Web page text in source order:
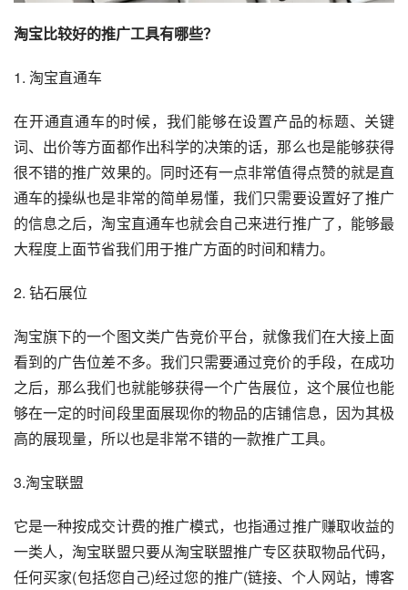
淘宝比较好的推广工具有哪些？
1. 淘宝直通车
在开通直通车的时候，我们能够在设置产品的标题、关键
词、出价等方面都作出科学的决策的话，那么也是能够获得
很不错的推广效果的。同时还有一点非常值得点赞的就是直
通车的操纵也是非常的简单易懂，我们只需要设置好了推广
的信息之后，淘宝直通车也就会自己来进行推广了，能够最
大程度上面节省我们用于推广方面的时间和精力。
2. 钻石展位
淘宝旗下的一个图文类广告竞价平台，就像我们在大接上面
看到的广告位差不多。我们只需要通过竞价的手段，在成功
之后，那么我们也就能够获得一个广告展位，这个展位也能
够在一定的时间段里面展现你的物品的店铺信息，因为其极
高的展现量，所以也是非常不错的一款推广工具。
3.淘宝联盟
它是一种按成交计费的推广模式，也指通过推广赚取收益的
一类人，淘宝联盟只要从淘宝联盟推广专区获取物品代码，
任何买家(包括您自己)经过您的推广(链接、个人网站，博客